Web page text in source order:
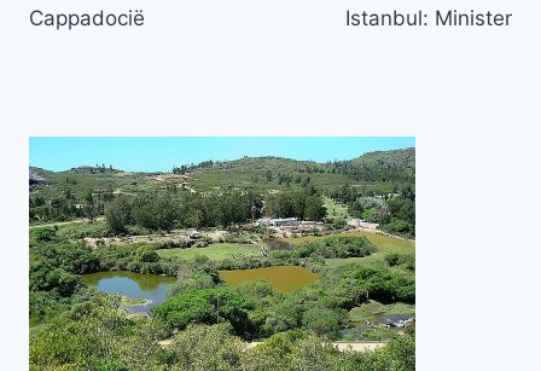
Cappadocië
Istanbul: Minister